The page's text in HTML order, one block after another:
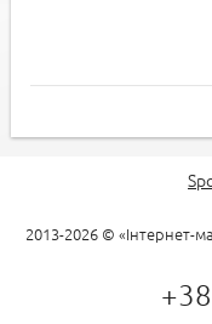
2013-2026 © «Інтернет-